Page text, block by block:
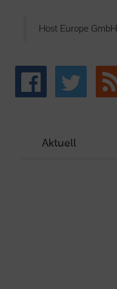
Host Europe GmbH
Aktuell